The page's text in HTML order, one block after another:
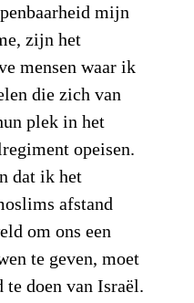
mijn
zijn het
mensen waar ik
die zich van
plek in het
opeisen.
dat ik het
afstand
om ons een
te geven, moet
doen van Israël.